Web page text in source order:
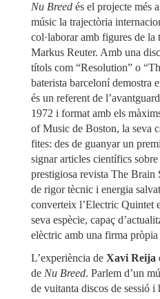
Nu Breed és el projecte més
músic la trajectòria
col·laborar amb figures de
Markus Reuter. Amb una
títols com “Resolution” o
baterista barceloní demostra
és un referent de
1972 i format amb els
of Music de Boston, la seva
fites: des de guanyar un
signar articles científics
prestigiosa revista The Brain
de rigor tècnic i energia
converteix l’Electric Quintet
seva espècie, capaç
elèctric amb una firma pròpia
L’experiència de Xavi Reija
de Nu Breed. Parlem d’un
de vuitanta discos de sessió